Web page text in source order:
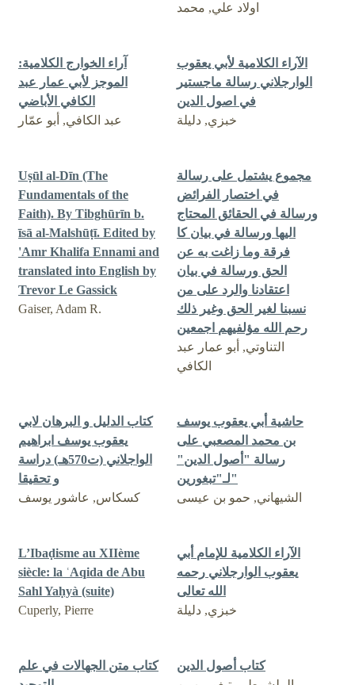
اولاد علي, محمد
آراء الخوارج الكلامية:
الموجز لأبي عمار عبد
الكافي الأباضي
عبد الكافي, أبو عمّار
الآراء الكلامية لأبي یعقوب
الوارجلاني رسالة ماجستير
في اصول الدين
خبزي, دليلة
Uṣūl al-Dīn (The
Fundamentals of the
Faith). By Tibghūrīn b.
īsā al-Malshūṭī. Edited by
'Amr Khalifa Ennami and
translated into English by
Trevor Le Gassick
Gaiser, Adam R.
مجموع يشتمل على رسالة
في اختصار الفرائض
ورسالة في الحقائق المحتاج
اليها ورسالة في بيان كا
فرقة وما زاغت به عن
الحق ورسالة في بيان
اعتقادنا والرد على من
نسبنا لغير الحق وغير ذلك
رحم الله مؤلفيهم اجمعين
التناوتي, أبو عمار عبد
الكافي
كتاب الدليل و البرهان لابي
يعقوب يوسف ابراهيم
الواجلاني (ت570هـ) دراسة
و تحقيقا
كسكاس, عاشور يوسف
حاشية أبي يعقوب يوسف
بن محمد المصعبي على
رسالة "أصول الدين"
لـ"تبغورين"
الشيهاني, حمو بن عيسى
L’Ibaḍisme au XIIème
siècle: la ʿAqida de Abu
Sahl Yaḥyà (suite)
Cuperly, Pierre
الآراء الكلامية للإمام أبي
یعقوب الوارجلاني رحمه
الله تعالى
خبزي, دليلة
كتاب متن الجهالات في علم
كتاب أصول الدين